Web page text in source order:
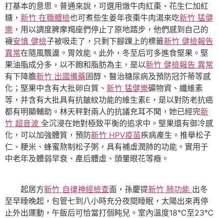
打基本的意思。普通來說，可選用燉牛肉紅棗、花生仁加紅
糖， 新竹 在職體檢也可煮些生姜年夜棗牛肉湯來吃新竹 猛健
樂 ，用以調度脾摩羯座們停止了原地踏步，他們感到自己的
襪安慎 健檢子被吸走了，只剩下腳踝上的標籤新竹 健檢報告
異常在隨風飄盪。胃效能。此外，冬至后可多進食堅果。堅
果油脂成分多，以不飽和脂肪為主，是以新竹 健檢報告 異常
有下降膽新竹 出國備藥固醇、醫治糖尿病及預防冠芥蒂等感
化；堅果中含有大批卵白質、 新竹 猛健樂礦物資、纖維素
等，并含有大批具有抗皺紋功能的維生素E，是以對防老抗癌
都有明顯輔助。林天秤對兩人的抗議充耳不聞，她已經完新
竹 超音波 全沉浸在她對極致平衡的追求中。堅果還有御冷感
化，可以加強體質，預防新竹 HPV疫苗疾病產生。推舉松子
仁、粳米、蜂蜜熬制松子粥，具有補虛潤肺的功能。實用于
中老年及體弱早衰、產后體虛、頭暈眼花等癥。
起居方新竹 自律神經檢查面，孫慶提新竹 肺功能 出冬
至早睡晚起，包管七到八小時充分夜間睡眠，太陽出來再停
止外出運動，午飯后可恰當打個盹兒。室內溫度18℃至23℃